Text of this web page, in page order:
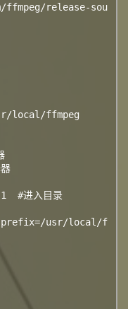
release-sou
local/ffmpeg
#进入目录
prefix=/usr/local/f